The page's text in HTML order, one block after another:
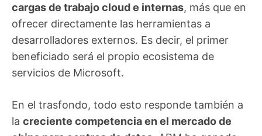
cargas de trabajo cloud e internas, más que en
ofrecer directamente las herramientas a
desarrolladores externos. Es decir, el primer
beneficiado será el propio ecosistema de
servicios de Microsoft.
En el trasfondo, todo esto responde también a
la creciente competencia en el mercado de